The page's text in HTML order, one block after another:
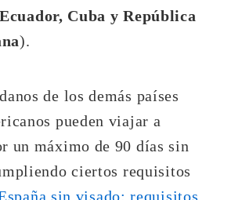
Cuba y República
).
de los demás países
pueden viajar a
un máximo de 90 días sin
ciertos requisitos
sin visado: requisitos